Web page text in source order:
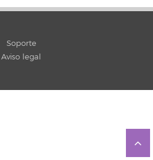
Soporte
Aviso legal